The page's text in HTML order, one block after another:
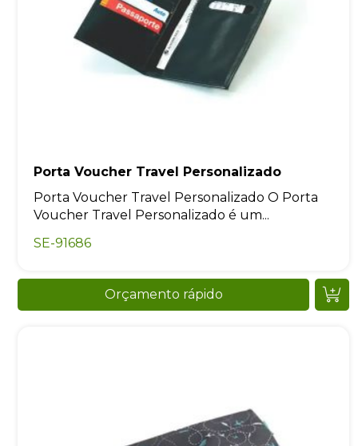
Porta Voucher Travel Personalizado
Porta Voucher Travel Personalizado O Porta
Voucher Travel Personalizado é um...
SE-91686
Orçamento rápido